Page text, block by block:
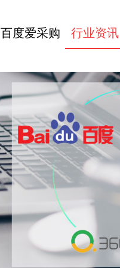
百度爱采购 行业资讯